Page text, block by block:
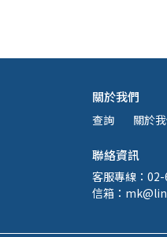
關於我們
查詢 關於
聯絡資訊
客服專線：
信箱：